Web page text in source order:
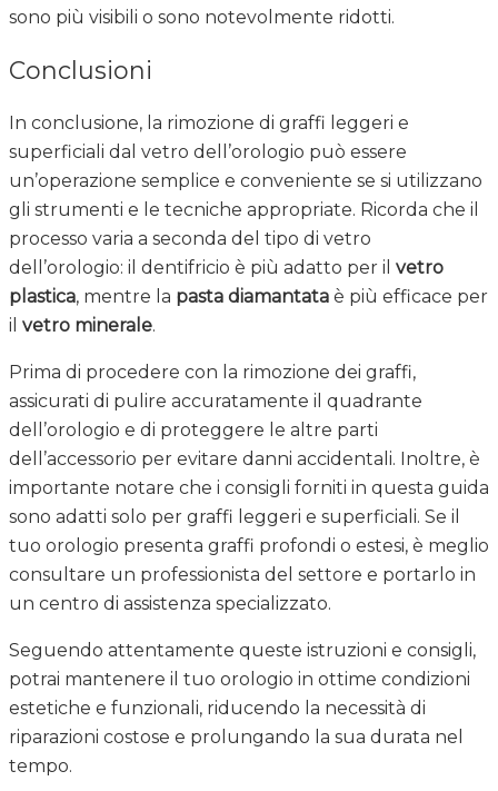
sono più visibili o sono notevolmente ridotti.
Conclusioni
In conclusione, la rimozione di graffi leggeri e
superficiali dal vetro dell’orologio può essere
un’operazione semplice e conveniente se si utilizzano
gli strumenti e le tecniche appropriate. Ricorda che il
processo varia a seconda del tipo di vetro
dell’orologio: il dentifricio è più adatto per il vetro
plastica, mentre la pasta diamantata è più efficace per
il vetro minerale.
Prima di procedere con la rimozione dei graffi,
assicurati di pulire accuratamente il quadrante
dell’orologio e di proteggere le altre parti
dell’accessorio per evitare danni accidentali. Inoltre, è
importante notare che i consigli forniti in questa guida
sono adatti solo per graffi leggeri e superficiali. Se il
tuo orologio presenta graffi profondi o estesi, è meglio
consultare un professionista del settore e portarlo in
un centro di assistenza specializzato.
Seguendo attentamente queste istruzioni e consigli,
potrai mantenere il tuo orologio in ottime condizioni
estetiche e funzionali, riducendo la necessità di
riparazioni costose e prolungando la sua durata nel
tempo.